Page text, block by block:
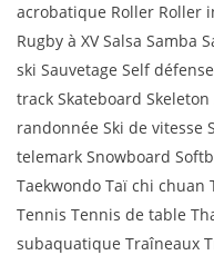
acrobatique Roller Roller
Rugby à XV Salsa Samba
ski Sauvetage Self
track Skateboard
randonnée Ski de vitesse
telemark Snowboard
Taekwondo Taï chi
Tennis Tennis de table
subaquatique Traîneaux